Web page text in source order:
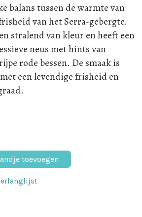
balans tussen de warmte van
van het Serra-gebergte.
stralend van kleur en heeft een
neus met hints van
rode bessen. De smaak is
een levendige frisheid en
toevoegen